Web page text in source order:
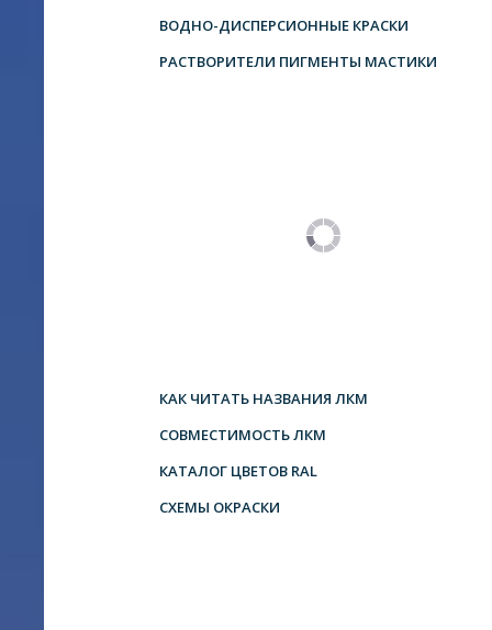
ВОДНО-ДИСПЕРСИОННЫЕ КРАСКИ
РАСТВОРИТЕЛИ ПИГМЕНТЫ МАСТИКИ
КАК ЧИТАТЬ НАЗВАНИЯ ЛКМ
СОВМЕСТИМОСТЬ ЛКМ
КАТАЛОГ ЦВЕТОВ RAL
СХЕМЫ ОКРАСКИ